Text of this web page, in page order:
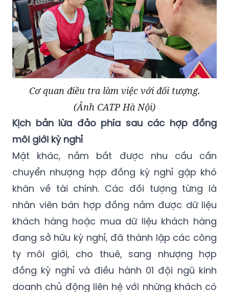
Cơ quan điều tra làm việc với đối tượng.
(Ảnh CATP Hà Nội)
Kịch bản lừa đảo phía sau các hợp đồng
môi giới kỳ nghỉ
Mặt khác, nắm bắt được nhu cầu cần
chuyển nhượng hợp đồng kỳ nghỉ gặp khó
khăn về tài chính. Các đối tượng từng là
nhân viên bán hợp đồng nắm được dữ liệu
khách hàng hoặc mua dữ liệu khách hàng
đang sở hữu kỳ nghỉ, đã thành lập các công
ty môi giới, cho thuê, sang nhượng hợp
đồng kỳ nghỉ và điều hành 01 đội ngũ kinh
doanh chủ động liên hệ với những khách có